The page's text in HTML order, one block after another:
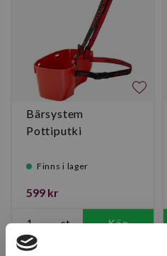
Bärsystem
Pottiputki
Finns i lager
599 kr
st Köp